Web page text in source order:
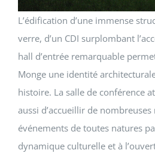
L’édification d’une immense
verre, d’un CDI surplombant
hall d’entrée remarquable
Monge une identité
histoire. La salle de conférence
aussi d’accueillir de
événements de toutes natures
dynamique culturelle et à